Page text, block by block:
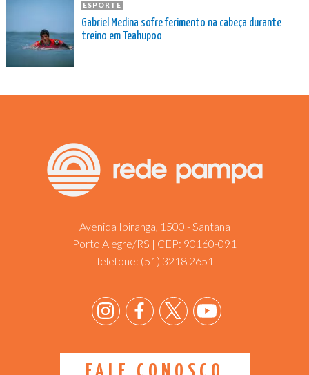
ESPORTE
Gabriel Medina sofre ferimento na cabeça durante
treino em Teahupoo
Avenida Ipiranga, 1500 - Santana
Porto Alegre/RS | CEP: 90160-091
Telefone: (51) 3218.2651